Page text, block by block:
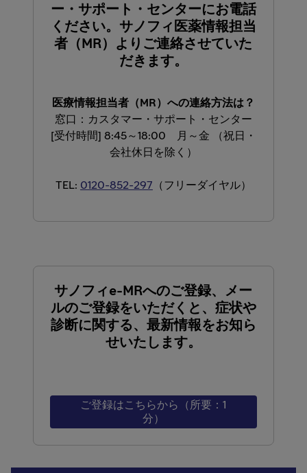
ー・サポート・センターにお電話
ください。サノフィ医薬情報担当
者（MR）よりご連絡させていた
だきます。
医療情報担当者（MR）への連絡方法は？
窓口：カスタマー・サポート・センター
[受付時間] 8:45～18:00 月～金 （祝日・
会社休日を除く）
TEL: 0120-852-297 （フリーダイヤル）
サノフィe-MRへのご登録、メー
ルのご登録をいただくと、症状や
診断に関する、最新情報をお知ら
せいたします。
ご登録はこちらから（所要：1
分）